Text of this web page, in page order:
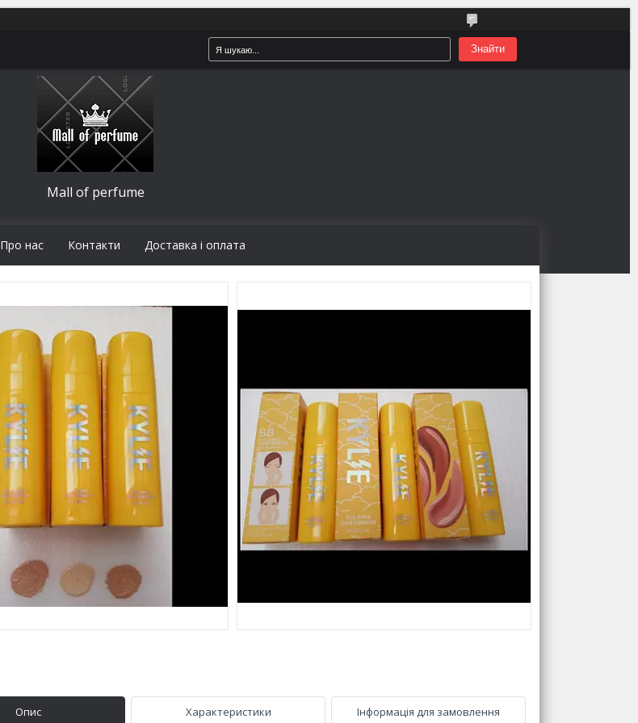
Знайти
Mall of perfume
Про нас Контакти Доставка і оплата
Опис Характеристики Інформація для замовлення